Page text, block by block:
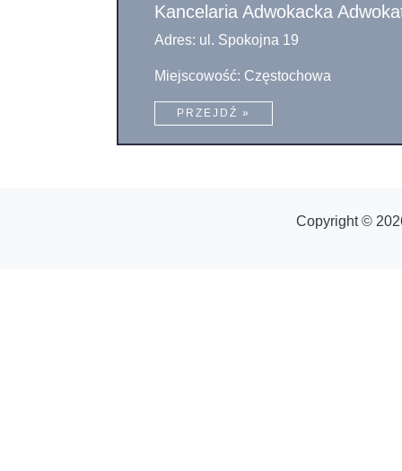
Kancelaria Adwokacka
Adres: ul. Spokojna 19
Miejscowość: Częstochowa
PRZEJDŹ »
Copyright ©